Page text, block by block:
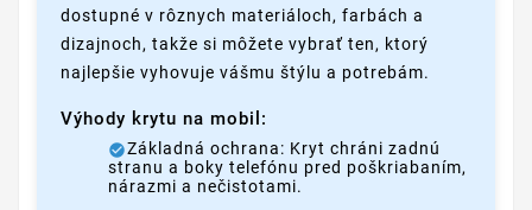
dostupné v rôznych materiáloch, farbách a
dizajnoch, takže si môžete vybrať ten, ktorý
najlepšie vyhovuje vášmu štýlu a potrebám.
Výhody krytu na mobil:
Základná ochrana: Kryt chráni zadnú
stranu a boky telefónu pred poškriabaním,
nárazmi a nečistotami.